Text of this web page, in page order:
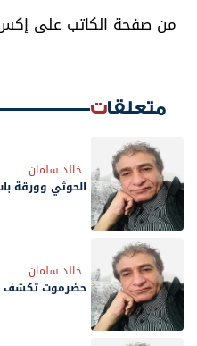
من صفحة الكاتب على
متعلقات
خالد سلمان
الحوثي وورقة
خالد سلمان
حضرموت تكشف